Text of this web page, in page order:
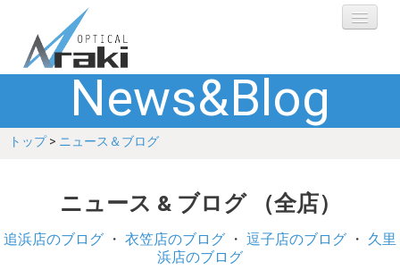
選ばれる理由
ブランド
補聴器
News&Blog
トップ> ニュース＆ブログ
ニュース & ブログ （全店）
追浜店のブログ ・ 衣笠店のブログ ・ 逗子店のブログ ・ 久里
浜店のブログ